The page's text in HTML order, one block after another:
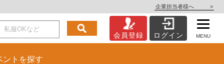
企業担当者様へ >
会員登録 ログイン MENU
ント を探す